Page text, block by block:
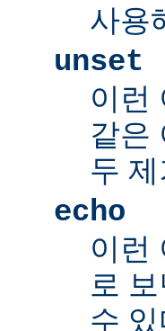
사용
unset
이런
같은
두
echo
이런
로
수 있